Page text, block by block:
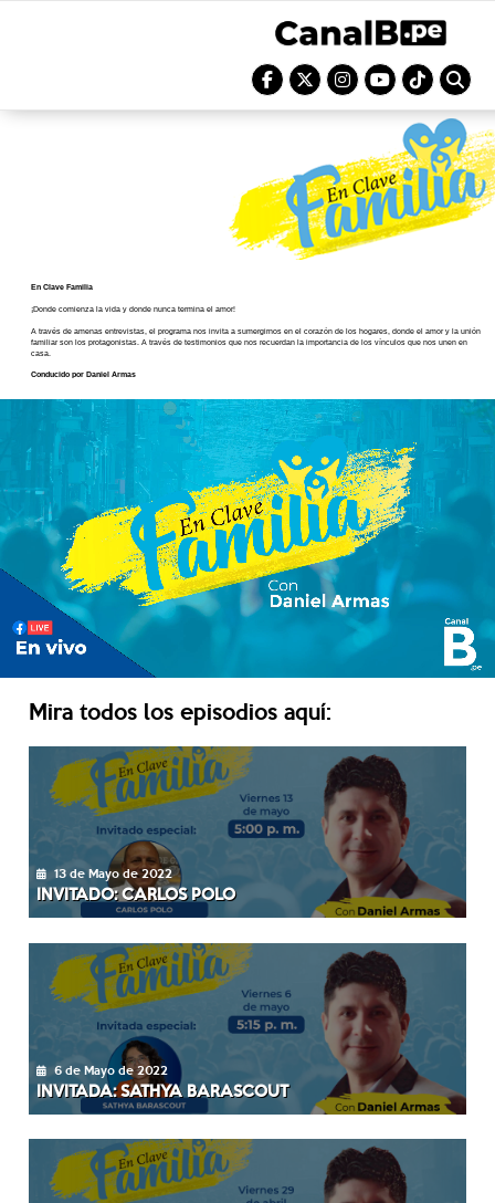
En Clave Familia
¡Donde comienza la vida y donde nunca termina el amor!
A través de amenas entrevistas, el programa nos invita a sumergirnos en el corazón de los hogares, donde el amor y la unión
familiar son los protagonistas. A través de testimonios que nos recuerdan la importancia de los vínculos que nos unen en
casa.
Conducido por Daniel Armas
Mira todos los episodios aquí:
13 de Mayo de 2022
INVITADO: CARLOS POLO
6 de Mayo de 2022
INVITADA: SATHYA BARASCOUT